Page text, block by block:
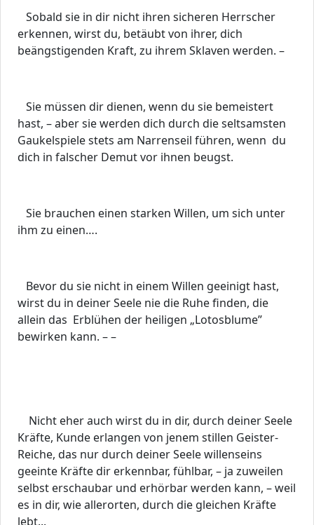
Sobald sie in dir nicht ihren sicheren Herrscher
erkennen, wirst du, betäubt von ihrer, dich
beängstigenden Kraft, zu ihrem Sklaven werden. –
Sie müssen dir dienen, wenn du sie bemeistert
hast, – aber sie werden dich durch die seltsamsten
Gaukelspiele stets am Narrenseil führen, wenn du
dich in falscher Demut vor ihnen beugst.
Sie brauchen einen starken Willen, um sich unter
ihm zu einen….
Bevor du sie nicht in einem Willen geeinigt hast,
wirst du in deiner Seele nie die Ruhe finden, die
allein das Erblühen der heiligen „Lotosblume”
bewirken kann. – –
Nicht eher auch wirst du in dir, durch deiner Seele
Kräfte, Kunde erlangen von jenem stillen Geister-
Reiche, das nur durch deiner Seele willenseins
geeinte Kräfte dir erkennbar, fühlbar, – ja zuweilen
selbst erschaubar und erhörbar werden kann, – weil
es in dir, wie allerorten, durch die gleichen Kräfte
lebt...